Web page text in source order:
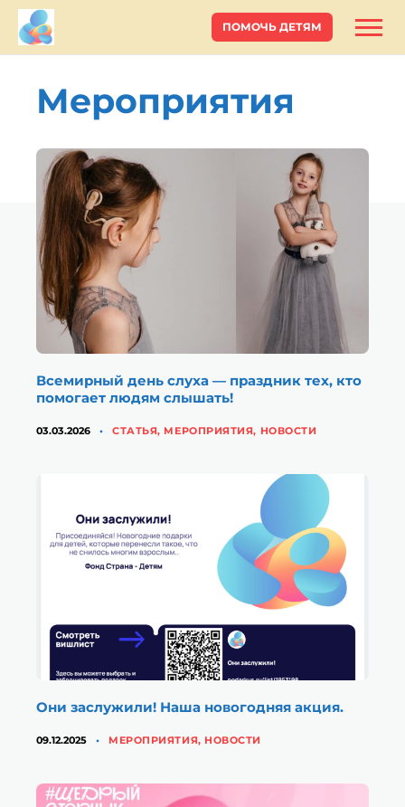
ПОМОЧЬ ДЕТЯМ
Мероприятия
Всемирный день слуха — праздник тех, кто
помогает людям слышать!
03.03.2026 КАТЕГОРИИ
CТАТЬЯ, МЕРОПРИЯТИЯ, НОВОСТИ
Они заслужили! Наша новогодняя акция.
09.12.2025 КАТЕГОРИИ
МЕРОПРИЯТИЯ, НОВОСТИ